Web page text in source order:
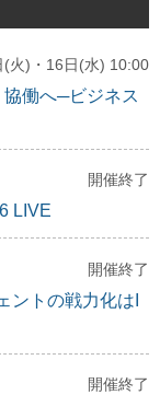
(火)・16日(水) 10:00
働へ─ビジネス
開催終了
LIVE
開催終了
ントの戦力化はI
開催終了